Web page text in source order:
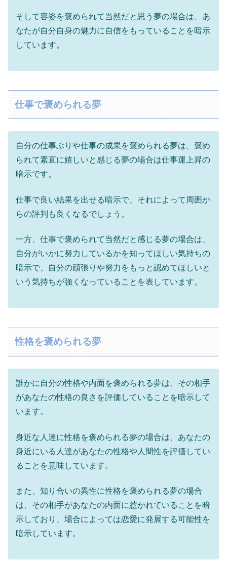
そして容姿を褒められて当然だと思う夢の場合は、あ
なたが自分自身の魅力に自信をもっていることを暗示
しています。
仕事で褒められる夢
自分の仕事ぶりや仕事の成果を褒められる夢は、褒め
られて素直に嬉しいと感じる夢の場合は仕事運上昇の
暗示です。
仕事で良い結果を出せる暗示で、それによって周囲か
らの評判も良くなるでしょう。
一方、仕事で褒められて当然だと感じる夢の場合は、
自分がいかに努力しているかを知ってほしい気持ちの
暗示で、自分の頑張りや努力をもっと認めてほしいと
いう気持ちが強くなっていることを表しています。
性格を褒められる夢
誰かに自分の性格や内面を褒められる夢は、その相手
があなたの性格の良さを評価していることを暗示して
います。
身近な人達に性格を褒められる夢の場合は、あなたの
身近にいる人達があなたの性格や人間性を評価してい
ることを意味しています。
また、知り合いの異性に性格を褒められる夢の場合
は、その相手があなたの内面に惹かれていることを暗
示しており、場合によっては恋愛に発展する可能性を
暗示しています。